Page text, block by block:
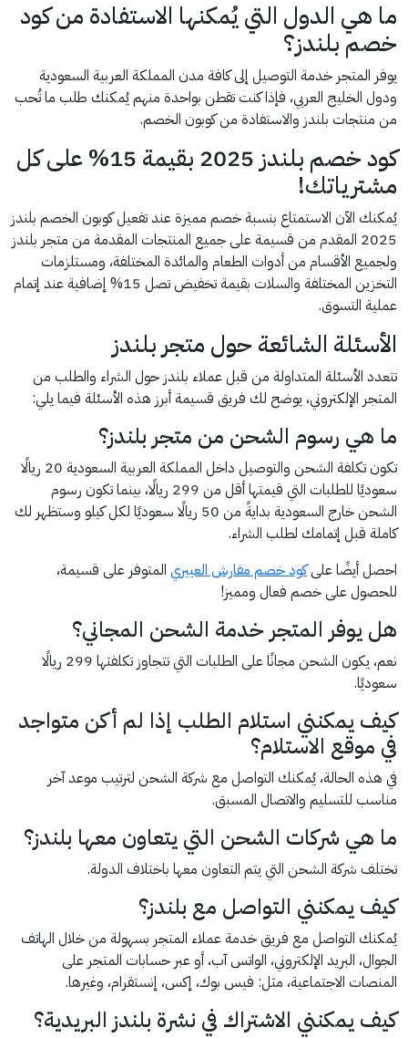
ما هي الدول التي يُمكنها الاستفادة من كود
خصم بلندز؟
يوفر المتجر خدمة التوصيل إلى كافة مدن المملكة العربية السعودية
ودول الخليج العربي، فإذا كنت تقطن بواحدة منهم يُمكنك طلب ما تُحب
من منتجات بلندز والاستفادة من كوبون الخصم.
كود خصم بلندز 2025 بقيمة 15% على كل
مشترياتك!
يُمكنك الآن الاستمتاع بنسبة خصم مميزة عند تفعيل كوبون الخصم بلندز
2025 المقدم من قسيمة على جميع المنتجات المقدمة من متجر بلندز
ولجميع الأقسام من أدوات الطعام والمائدة المختلفة، ومستلزمات
التخزين المختلفة والسلات بقيمة تخفيض تصل 15% إضافية عند إتمام
عملية التسوق.
الأسئلة الشائعة حول متجر بلندز
تتعدد الأسئلة المتداولة من قبل عملاء بلندز حول الشراء والطلب من
المتجر الإلكتروني، يوضح لك فريق قسيمة أبرز هذه الأسئلة فيما يلي:
ما هي رسوم الشحن من متجر بلندز؟
تكون تكلفة الشحن والتوصيل داخل المملكة العربية السعودية 20 ريالًا
سعوديًا للطلبات التي قيمتها أقل من 299 ريالًا، بينما تكون رسوم
الشحن خارج السعودية بدايةً من 50 ريالًا سعوديًا لكل كيلو وستظهر لك
كاملة قبل إتمامك لطلب الشراء.
احصل أيضًا علىكود خصم مفارش العييري المتوفر على قسيمة،
للحصول على خصم فعال ومميز!
هل يوفر المتجر خدمة الشحن المجاني؟
نعم، يكون الشحن مجانًا على الطلبات التي تتجاوز تكلفتها 299 ريالًا
سعوديًا.
كيف يمكنني استلام الطلب إذا لم أكن متواجد
في موقع الاستلام؟
في هذه الحالة، يُمكنك التواصل مع شركة الشحن لترتيب موعد آخر
مناسب للتسليم والاتصال المسبق.
ما هي شركات الشحن التي يتعاون معها بلندز؟
تختلف شركة الشحن التي يتم التعاون معها باختلاف الدولة.
كيف يمكنني التواصل مع بلندز؟
يُمكنك التواصل مع فريق خدمة عملاء المتجر بسهولة من خلال الهاتف
الجوال، البريد الإلكتروني، الواتس آب، أو عبر حسابات المتجر على
المنصات الاجتماعية، مثل: فيس بوك، إكس، إنستقرام، وغيرها.
كيف يمكنني الاشتراك في نشرة بلندز البريدية؟